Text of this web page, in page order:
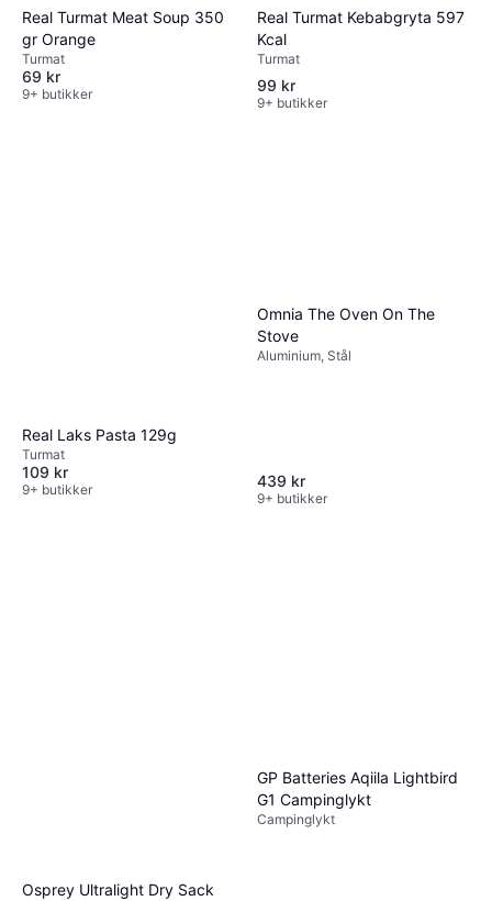
Real Turmat Meat Soup 350
gr Orange
Turmat
69 kr
9+ butikker
Real Turmat Kebabgryta 597
Kcal
Turmat
99 kr
9+ butikker
Real Laks Pasta 129g
Turmat
109 kr
9+ butikker
Omnia The Oven On The
Stove
Aluminium, Stål
439 kr
9+ butikker
Osprey Ultralight Dry Sack
GP Batteries Aqiila Lightbird
G1 Campinglykt
Campinglykt